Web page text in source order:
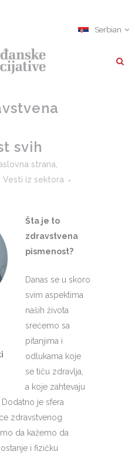
Serbian
svih
strana
Vesti iz sektora
Šta je to
zdravstvena
pismenost?
Danas se u skoro
svim aspektima
naših života
srećemo sa
pitanjima i
odlukama koje
se tiču zdravlja,
a koje zahtevaju
je sfera
zdravstvenog
da kažemo da
i fizičku